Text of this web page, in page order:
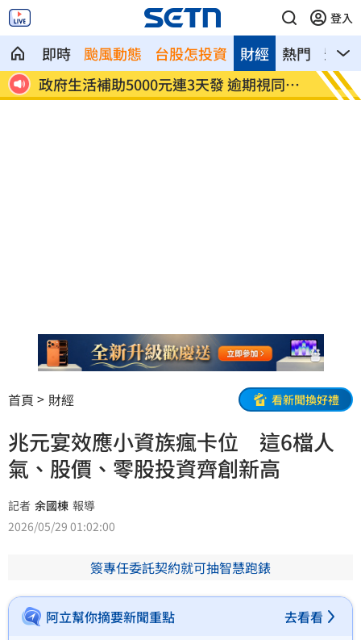
登入
即時 颱風動態 台股怎投資 熱門 影音
財經
政府生活補助5000元連3天發 逾期視同放
棄
宏碁
層
首頁 財經 看新聞換好禮
兆元宴效應小資族瘋卡位 這6檔人
氣、股價、零股投資齊創新高
記者 余國棟 報導
2026/05/29 01:02:00
簽專任委託契約就可抽智慧跑錶
阿立幫你摘要新聞重點 去看看